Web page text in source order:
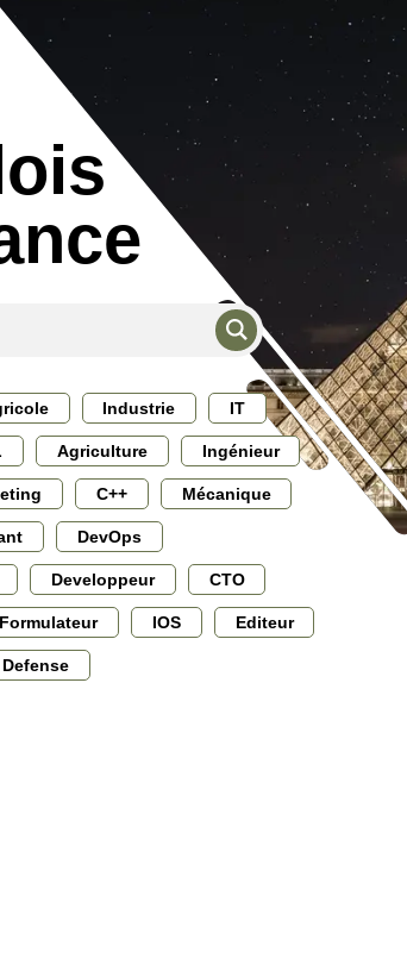
Industrie IT
Agriculture Ingénieur
C++ Mécanique
DevOps
Developpeur CTO
Formulateur IOS Editeur
Defense